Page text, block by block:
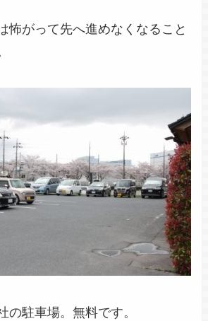
怖がって先へ進めなくなること
の駐車場。無料です。